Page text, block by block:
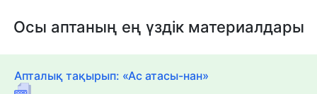
Осы аптаның ең үздік материалдары
Апталық тақырып: «Ас атасы-нан»